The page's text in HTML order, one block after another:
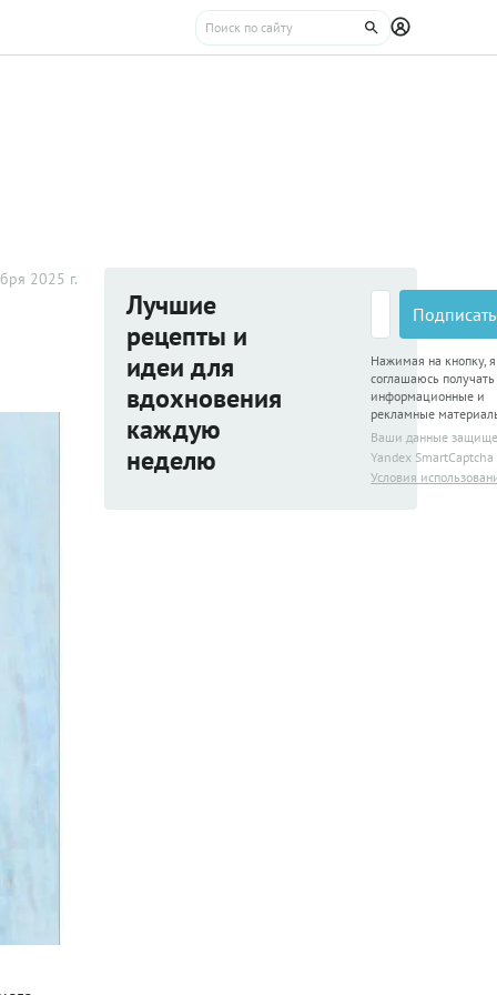
2025 г.
Лучшие
рецепты и
идеи для
вдохновения
каждую
неделю
Нажимая на кнопку, я
соглашаюсь получать
информационные и
рекламные
Ваши данные
Yandex SmartCaptcha
Условия